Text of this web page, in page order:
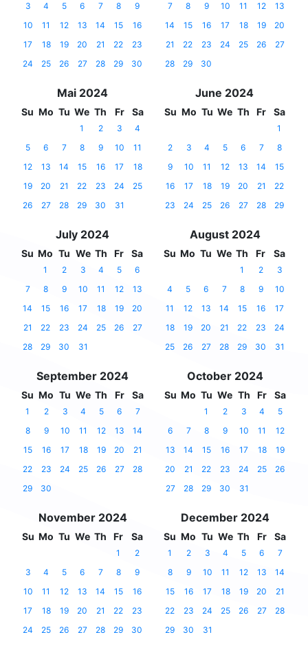
3
4 5 6 7 8
9
10
11 12 13 14 15
16
17
18 19 20 21 22
23
24
25 26 27 28 29 30
7
8 9 10 11 12
13
14
15 16 17 18 19
20
21
22 23 24 25 26
27
28
29 30
Mai 2024
Su Mo Tu We Th Fr Sa
1 2 3
4
5
6 7 8 9 10
11
12
13 14 15 16 17
18
19
20 21 22 23 24
25
26
27 28 29 30 31
June 2024
Su Mo Tu We Th Fr Sa
1
2
3 4 5 6 7
8
9
10 11 12 13 14
15
16
17 18 19 20 21
22
23
24 25 26 27 28 29
July 2024
Su Mo Tu We Th Fr Sa
1 2 3 4 5
6
7
8 9 10 11 12
13
14
15 16 17 18 19
20
21
22 23 24 25 26
27
28
29 30 31
August 2024
Su Mo Tu We Th Fr Sa
1 2
3
4
5 6 7 8 9
10
11
12 13 14 15 16
17
18
19 20 21 22 23
24
25
26 27 28 29 30 31
September 2024
Su Mo Tu We Th Fr Sa
1 2 3 4 5 6
7
8
9 10 11 12 13
14
15
16 17 18 19 20
21
22
23 24 25 26 27
28
29
30
October 2024
Su Mo Tu We Th Fr Sa
1 2 3 4
5
6
7 8 9 10 11
12
13
14 15 16 17 18
19
20
21 22 23 24 25
26
27
28 29 30 31
November 2024
Su Mo Tu We Th Fr Sa
1
2
3
4 5 6 7 8
9
10
11 12 13 14 15
16
17
18 19 20 21 22
23
24
25 26 27 28 29 30
December 2024
Su Mo Tu We Th Fr Sa
1 2 3 4 5 6
7
8
9 10 11 12 13
14
15
16 17 18 19 20
21
22
23 24 25 26 27
28
29
30 31